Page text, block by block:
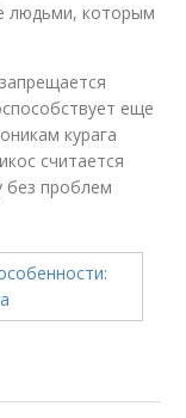
людьми, которым
еще
курага
считается
без проблем